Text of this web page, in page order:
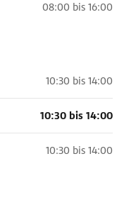
08:00 bis 16:00
10:30 bis 14:00
10:30 bis 14:00
10:30 bis 14:00